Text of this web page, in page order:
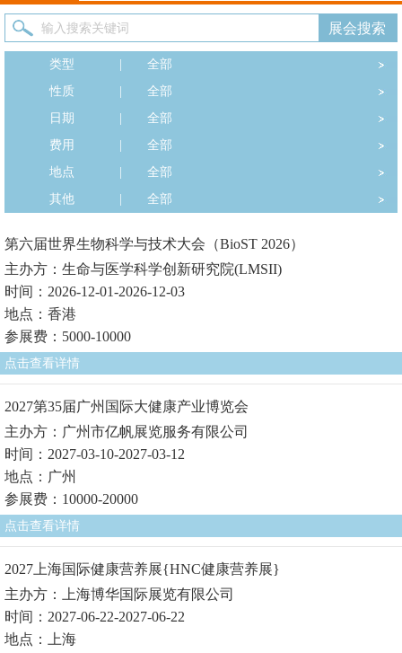
类型
全部
性质
全部
日期
全部
费用
全部
地点
全部
其他
全部
第六届世界生物科学与技术大会（BioST 2026）
主办方：生命与医学科学创新研究院(LMSII)
时间：2026-12-01-2026-12-03
地点：香港
参展费：5000-10000
点击查看详情
2027第35届广州国际大健康产业博览会
主办方：广州市亿帆展览服务有限公司
时间：2027-03-10-2027-03-12
地点：广州
参展费：10000-20000
点击查看详情
2027上海国际健康营养展{HNC健康营养展}
主办方：上海博华国际展览有限公司
时间：2027-06-22-2027-06-22
地点：上海